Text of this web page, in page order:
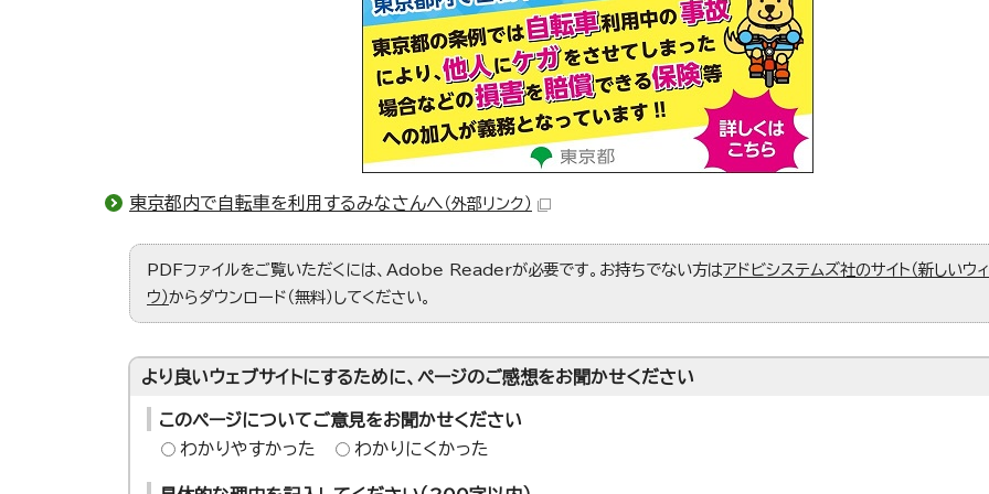
東京都内で自転車を利用するみなさんへ （外部リンク）
PDFファイルをご覧いただくには、Adobe Readerが必要です。お持ちでない方はアドビシステムズ社のサイト（新しいウ
ウ）からダウンロード（無料）してください。
より良いウェブサイトにするために、ページのご感想をお聞かせください
このページについてご意見をお聞かせください
わかりやすかった
わかりにくかった